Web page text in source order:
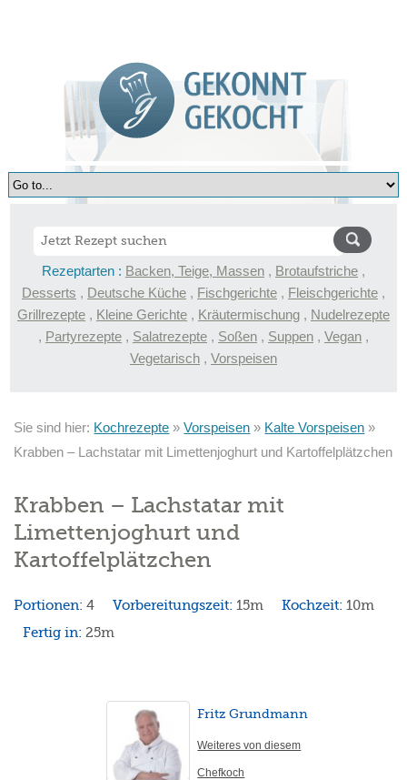
Rezeptarten : Backen, Teige, Massen , Brotaufstriche ,
Desserts , Deutsche Küche , Fischgerichte , Fleischgerichte ,
Grillrezepte , Kleine Gerichte , Kräutermischung , Nudelrezepte
, Partyrezepte , Salatrezepte , Soßen , Suppen , Vegan ,
Vegetarisch , Vorspeisen
Sie sind hier: Kochrezepte »Vorspeisen » Kalte Vorspeisen »
Krabben – Lachstatar mit Limettenjoghurt und Kartoffelplätzchen
Krabben – Lachstatar mit
Limettenjoghurt und
Kartoffelplätzchen
Portionen:4 Vorbereitungszeit:15m Kochzeit:10m
Fertig in:25m
Fritz Grundmann
Weiteres von diesem
Chefkoch